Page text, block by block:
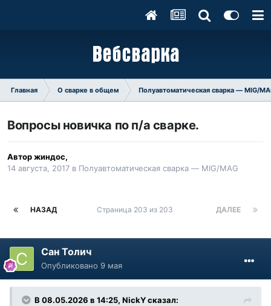
Главная О сварке в общем Полуавтоматическая сварка — MIG/
Вопросы новичка по п/а сварке.
Авторжиндос,
14 августа, 2017 в Полуавтоматическая сварка — MIG/MAG
НАЗАД ДАЛЕЕ
Страница 203 из 203
Сан Толич
Опубликовано 9 мая
В 08.05.2026 в 14:25, NickYсказал: